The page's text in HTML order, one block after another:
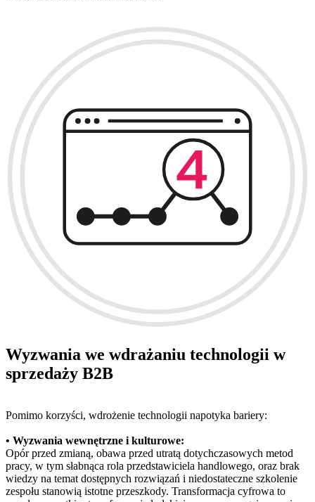
Wyzwania we wdrażaniu technologii w
sprzedaży B2B
Pomimo korzyści, wdrożenie technologii napotyka bariery:
• Wyzwania wewnętrzne i kulturowe:
Opór przed zmianą, obawa przed utratą dotychczasowych metod
pracy, w tym słabnąca rola przedstawiciela handlowego, oraz brak
wiedzy na temat dostępnych rozwiązań i niedostateczne szkolenie
zespołu stanowią istotne przeszkody. Transformacja cyfrowa to